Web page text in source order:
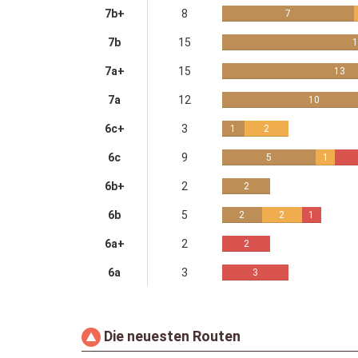
7b+ 8 7
7b 15
7a+ 15 13
7a 12 10
6c+ 3 1 2
6c 9 5 1
6b+ 2 2
6b 5 2 2 1
6a+ 2 2
6a 3 3
Die neuesten Routen